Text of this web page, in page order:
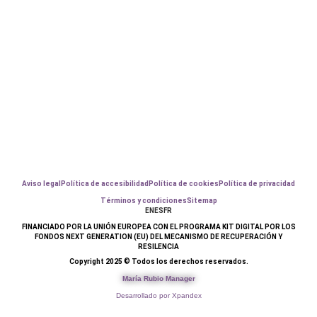
Aviso legal Política de accesibilidad Política de cookies Política de privacidad
Términos y condicionesSitemap
EN ES FR
FINANCIADO POR LA UNIÓN EUROPEA CON EL PROGRAMA KIT DIGITAL POR LOS
FONDOS NEXT GENERATION (EU) DEL MECANISMO DE RECUPERACIÓN Y
RESILENCIA
Copyright 2025 © Todos los derechos reservados.
María Rubio Manager
Desarrollado por Xpandex